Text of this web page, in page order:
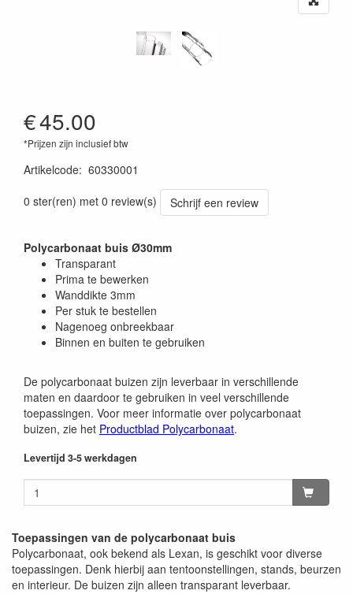
€45.00
*Prijzen zijn inclusief btw
Artikelcode: 60330001
0 ster(ren) met 0 review(s)
Schrijf een review
Polycarbonaat buis Ø30mm
Transparant
Prima te bewerken
Wanddikte 3mm
Per stuk te bestellen
Nagenoeg onbreekbaar
Binnen en buiten te gebruiken
De polycarbonaat buizen zijn leverbaar in verschillende
maten en daardoor te gebruiken in veel verschillende
toepassingen. Voor meer informatie over polycarbonaat
buizen, zie het Productblad Polycarbonaat.
Levertijd 3-5 werkdagen
Toepassingen van de polycarbonaat buis
Polycarbonaat, ook bekend als Lexan, is geschikt voor diverse
toepassingen. Denk hierbij aan tentoonstellingen, stands, beurzen
en interieur. De buizen zijn alleen transparant leverbaar.